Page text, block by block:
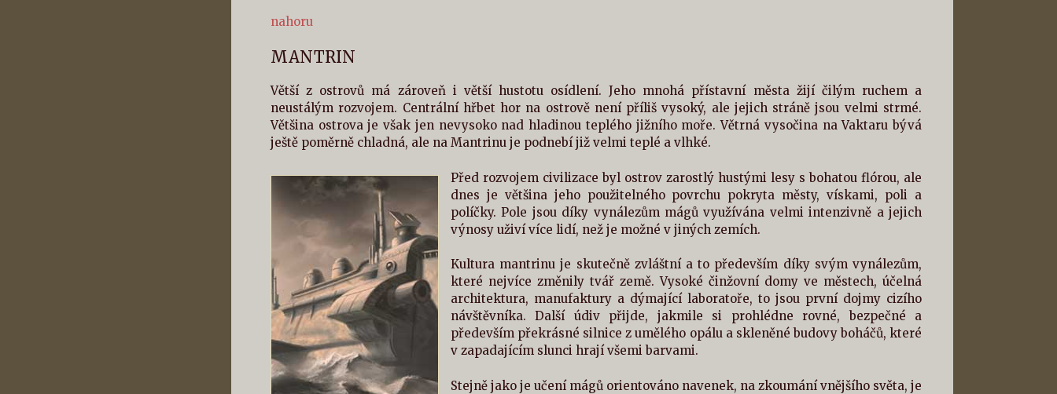
nahoru
MANTRIN
Větší z ostrovů má zároveň i větší hustotu osídlení. Jeho mnohá přístavní města žijí čilým ruchem a
neustálým rozvojem. Centrální hřbet hor na ostrově není příliš vysoký, ale jejich stráně jsou velmi strmé.
Většina ostrova je však jen nevysoko nad hladinou teplého jižního moře. Větrná vysočina na Vaktaru bývá
ještě poměrně chladná, ale na Mantrinu je podnebí již velmi teplé a vlhké.
Před rozvojem civilizace byl ostrov zarostlý hustými lesy s bohatou flórou, ale
dnes je většina jeho použitelného povrchu pokryta městy, vískami, poli a
políčky. Pole jsou díky vynálezům mágů využívána velmi intenzivně a jejich
výnosy uživí více lidí, než je možné v jiných zemích.
Kultura mantrinu je skutečně zvláštní a to především díky svým vynálezům,
které nejvíce změnily tvář země. Vysoké činžovní domy ve městech, účelná
architektura, manufaktury a dýmající laboratoře, to jsou první dojmy cizího
návštěvníka. Další údiv přijde, jakmile si prohlédne rovné, bezpečné a
především překrásné silnice z umělého opálu a skleněné budovy boháčů, které
v zapadajícím slunci hrají všemi barvami.
Stejně jako je učení mágů orientováno navenek, na zkoumání vnějšího světa, je